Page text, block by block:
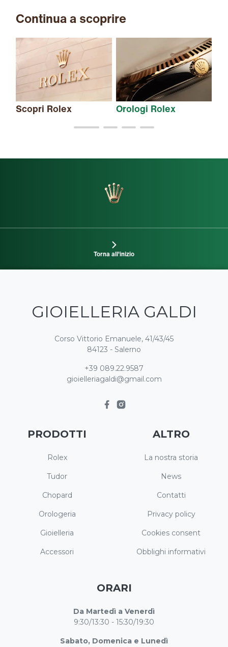
Continua a scoprire
Scopri Rolex Orologi Rolex
Torna all'inizio
GIOIELLERIA GALDI
Corso Vittorio Emanuele, 41/43/45
84123 - Salerno
+39 089.22.9587
gioielleriagaldi@gmail.com
PRODOTTI
Rolex
Tudor
Chopard
Orologeria
Gioielleria
Accessori
ALTRO
La nostra storia
News
Contatti
Privacy policy
Cookies consent
Obblighi informativi
ORARI
Da Martedì a Venerdì
9:30/13:30 - 15:30/19:30
Sabato, Domenica e Lunedì